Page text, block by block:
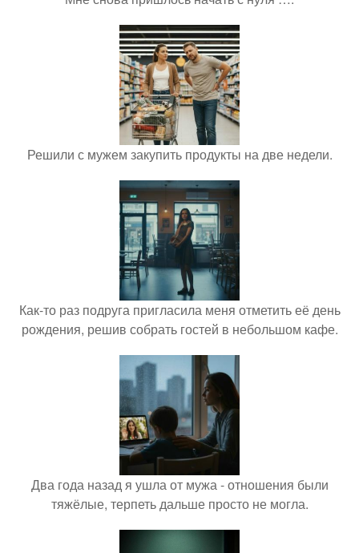
Решили с мужем закупить продукты на две недели.
Как-то раз подруга пригласила меня отметить её день
рождения, решив собрать гостей в небольшом кафе.
Два года назад я ушла от мужа - отношения были
тяжёлые, терпеть дальше просто не могла.